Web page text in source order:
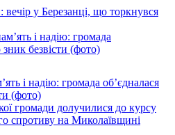
у Березанці, що торкнувся
і надію: громада об’єдналася
(фото)